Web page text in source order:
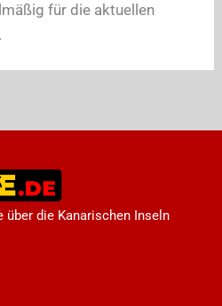
für die aktuellen
die Kanarischen Inseln